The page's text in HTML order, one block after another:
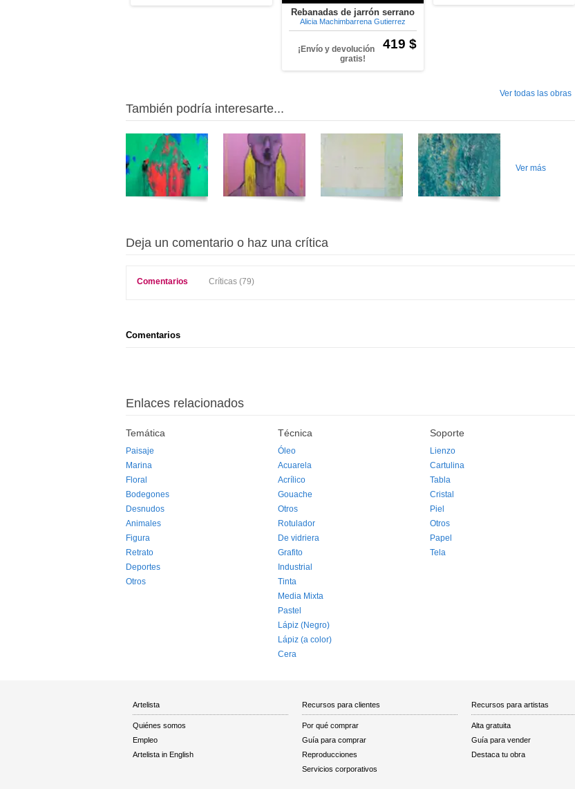
Rebanadas de jarrón serrano
Alicia Machimbarrena Gutierrez
419 $
¡Envío y devolución
gratis!
Ver todas las obras
También podría interesarte...
Ver más
Deja un comentario o haz una crítica
Comentarios Críticas (79)
Comentarios
Enlaces relacionados
Temática
Paisaje
Marina
Floral
Bodegones
Desnudos
Animales
Figura
Retrato
Deportes
Otros
Técnica
Óleo
Acuarela
Acrílico
Gouache
Otros
Rotulador
De vidriera
Grafito
Industrial
Tinta
Media Mixta
Pastel
Lápiz (Negro)
Lápiz (a color)
Cera
Soporte
Lienzo
Cartulina
Tabla
Cristal
Piel
Otros
Papel
Tela
Artelista
Quiénes somos
Empleo
Artelista in English
Recursos para clientes
Por qué comprar
Guía para comprar
Reproducciones
Servicios corporativos
Recursos para artistas
Alta gratuita
Guía para vender
Destaca tu obra